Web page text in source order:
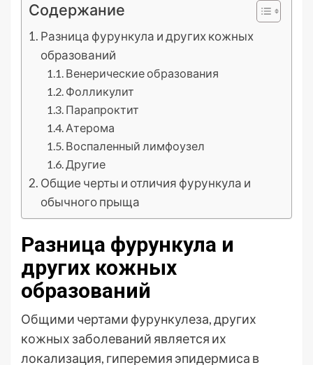
Содержание
Разница фурункула и других кожных
образований
Венерические образования
Фолликулит
Парапроктит
Атерома
Воспаленный лимфоузел
Другие
Общие черты и отличия фурункула и
обычного прыща
Разница фурункула и
других кожных
образований
Общими чертами фурункулеза, других
кожных заболеваний является их
локализация, гиперемия эпидермиса в